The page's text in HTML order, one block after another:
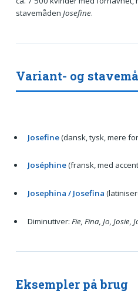
stavemåden Josefine.
Variant- og
Josefine(dansk, tysk, mere
Joséphine(fransk, med
Josephina / Josefina
Diminutiver: Fie, Fina, Jo, Josie,
Eksempler på brug